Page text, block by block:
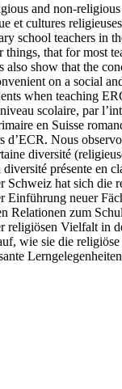
and non-
et cultures
school teachers in
that for most
show that the
on a social
when teaching
scolaire, par
en Suisse
Nous
diversité
présente en
Schweiz hat sich die
neuer
zum
Vielfalt in
wie sie die